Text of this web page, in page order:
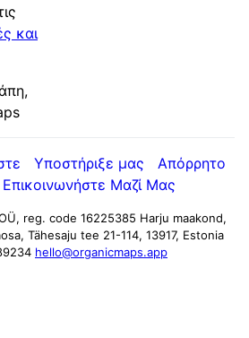
και
Υποστήριξε μας
Απόρρητο
Επικοινωνήστε Μαζί Μας
reg. code 16225385 Harju maakond,
Tähesaju tee 21-114, 13917, Estonia
hello@organicmaps.app